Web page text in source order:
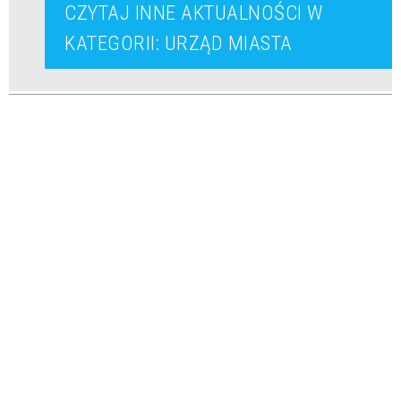
CZYTAJ INNE AKTUALNOŚCI W
KATEGORII: URZĄD MIASTA